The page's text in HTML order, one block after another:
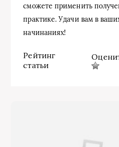
сможете применить
практике. Удачи вам в
начинаниях!
Рейтинг
статьи